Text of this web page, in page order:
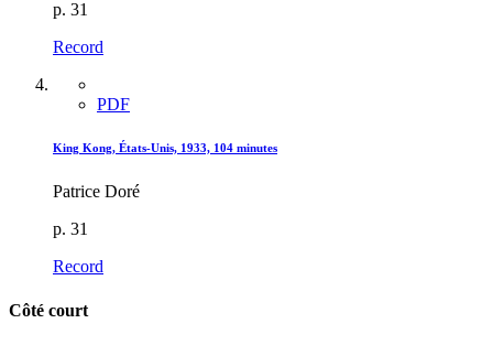
p. 31
Record
PDF
King Kong, États-Unis, 1933, 104 minutes
Patrice Doré
p. 31
Record
Côté court